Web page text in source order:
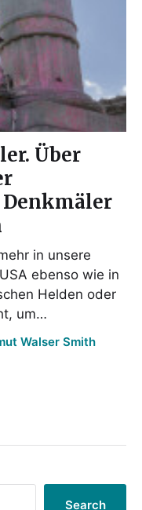
Über
in unsere
ebenso wie in
Helden oder
um…
Walser Smith
Search